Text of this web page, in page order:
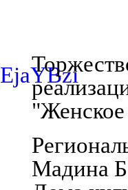
Мадина